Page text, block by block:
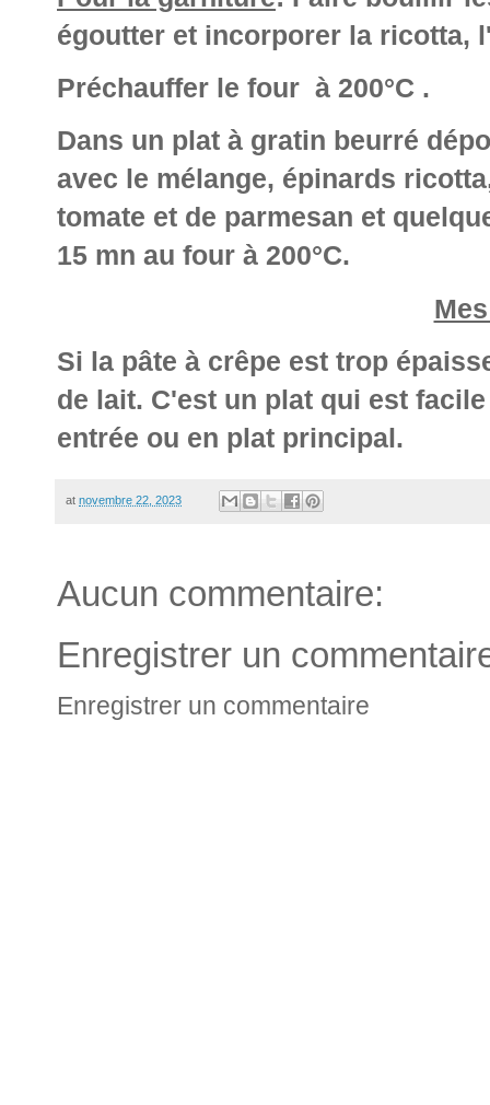
égoutter et incorporer la ricotta,
Préchauffer le four à 200°C .
Dans un plat à gratin beurré
avec le mélange, épinards
tomate et de parmesan et
15 mn au four à 200°C.
Si la pâte à crêpe est trop
de lait. C'est un plat qui est
entrée ou en plat principal.
at novembre 22, 2023
Aucun commentaire:
Enregistrer un
Enregistrer un commentaire